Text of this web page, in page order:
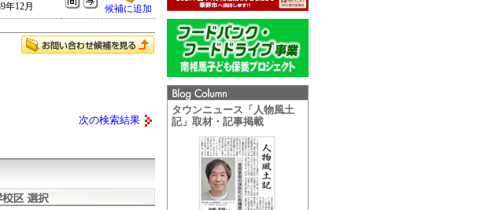
タウンニュース「人物風土
記」取材・記事掲載
年12月
候補に追加
次の検索結果